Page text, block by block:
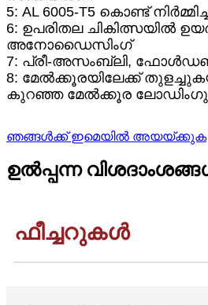
5: AL 6005-T5 കൊണ്ട്
6: ഉപരിതല ചികിത്സയിൽ
അനോഡൈസിംഗ്
7: പ്രീ-അസംബ്ലി,
8: മേൽക്കൂരയിലേക്ക്
കുറഞ്ഞ മേൽക്കൂര
ഞങ്ങൾക്ക് ഇമെയിൽ അയയ്ക്കുക
ഉൽപ്പന്ന
ഫീച്ചറുകൾ